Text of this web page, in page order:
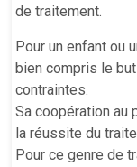
de traitement.
Pour un enfant ou
bien compris le
contraintes.
Sa coopération au
la réussite du
Pour ce genre de